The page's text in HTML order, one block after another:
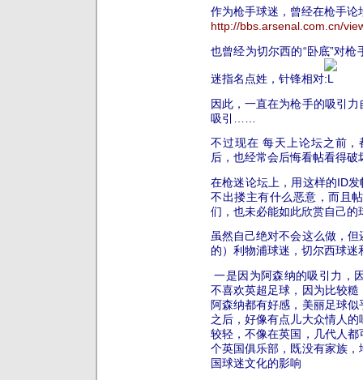
作为枪手球迷，曾经在枪手
http://bbs.arsenal.com.cn/
也曾经为切尔西的“卧底”对
迷指名点姓，针锋相对
因此，一直在为枪手的吸引
吸引……
不过现在 每天上论坛之前
后，也经常会后悔看帖看得
在枪迷论坛上，用这样的ID
不出搂主有什么恶意，而且
们，也未必能如此欣赏自己的
虽然自己绝对不会这么做，
的）利物浦球迷，切尔西球
一是因为阿森纳的吸引力，
不喜欢英超足球，因为比较
阿森纳都有好感，美丽足球
之后，好像有点儿大众情人的
较轻，不像在英国，几代人
个英国俱乐部，既没有家族
国球迷文化的影响